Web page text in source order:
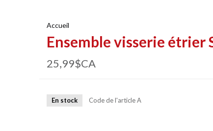
Accueil
Ensemble visserie étrier
25,99$CA
En stock Code de l'articleA